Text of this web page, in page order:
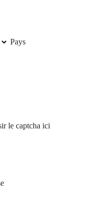
Pays
le captcha ici